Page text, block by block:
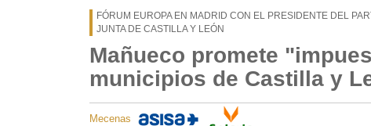
FÓRUM EUROPA EN MADRID CON EL PRESIDENTE DEL
JUNTA DE CASTILLA Y LEÓN
Mañueco promete
municipios de Castilla y
Mecenas